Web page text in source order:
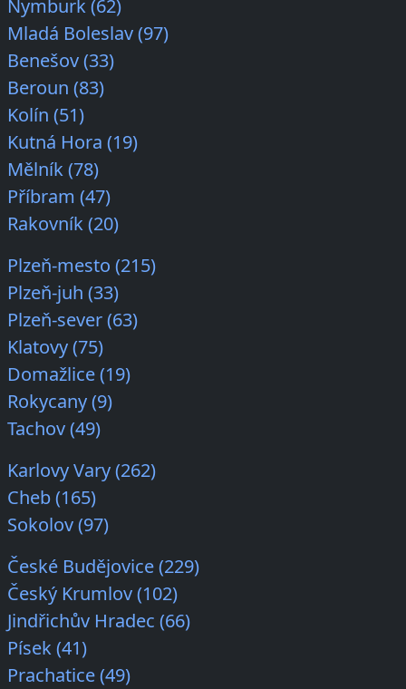
Nymburk (62)
Mladá Boleslav (97)
Benešov (33)
Beroun (83)
Kolín (51)
Kutná Hora (19)
Mělník (78)
Příbram (47)
Rakovník (20)
Plzeň-mesto (215)
Plzeň-juh (33)
Plzeň-sever (63)
Klatovy (75)
Domažlice (19)
Rokycany (9)
Tachov (49)
Karlovy Vary (262)
Cheb (165)
Sokolov (97)
České Budějovice (229)
Český Krumlov (102)
Jindřichův Hradec (66)
Písek (41)
Prachatice (49)